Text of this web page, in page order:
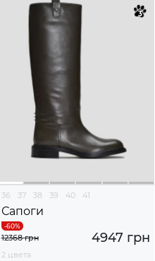
36 37 38 39 40 41
Сапоги
4947 грн
12368 грн
2 цвета